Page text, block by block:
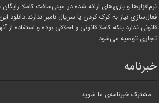
نرم‌افزارها و بازی‌های ارائه شده در مینی‌سافت کاملا
فعال‌سازی نیاز به کرک کردن یا سریال نامبر ندارند.دانلود
قانونی ندارد بلکه کاملا قانونی و اخلاقی بوده و استفاده از
تجاری توصیه می‌شود.
خبرنامه
مشترک خبرنامه‌ی ما شوید.